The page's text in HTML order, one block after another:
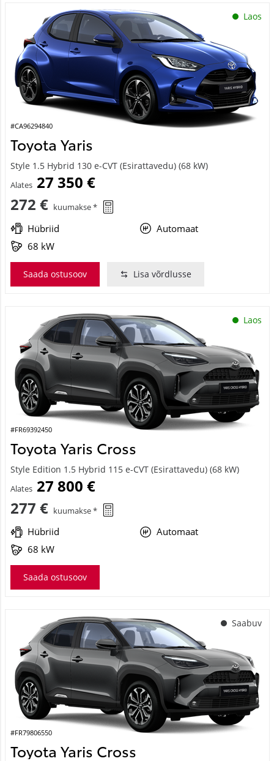
Laos
#CA96294840
Toyota Yaris
Style 1.5 Hybrid 130 e-CVT (Esirattavedu) (68 kW)
Alates 27 350 €
272 € kuumakse *
Hübriid
Automaat
68 kW
Saada ostusoov Lisa võrdlusse
Laos
#FR69392450
Toyota Yaris Cross
Style Edition 1.5 Hybrid 115 e-CVT (Esirattavedu) (68 kW)
Alates 27 800 €
277 € kuumakse *
Hübriid
Automaat
68 kW
Saada ostusoov
Saabuv
#FR79806550
Toyota Yaris Cross